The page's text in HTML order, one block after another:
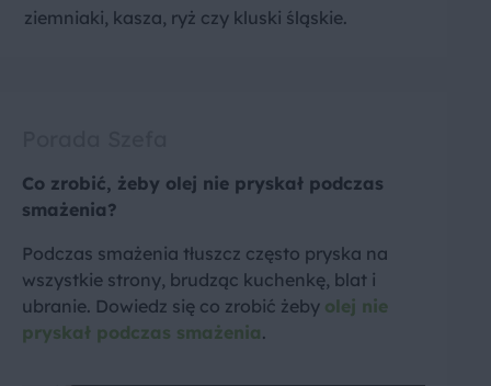
ziemniaki, kasza, ryż czy kluski śląskie.
Co zrobić, żeby olej nie pryskał podczas
smażenia?
Podczas smażenia tłuszcz często pryska na
wszystkie strony, brudząc kuchenkę, blat i
ubranie. Dowiedz się co zrobić żeby olej nie
pryskał podczas smażenia.